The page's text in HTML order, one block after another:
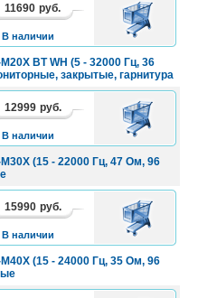
BT WH (5 - 32000 Гц, 36
закрытые, гарнитура
11690 руб.
В наличии
В
КОРЗИНУ
(15 - 22000 Гц, 47 Ом, 96
12999 руб.
В наличии
В
КОРЗИНУ
(15 - 24000 Гц, 35 Ом, 96
15990 руб.
В наличии
В
КОРЗИНУ